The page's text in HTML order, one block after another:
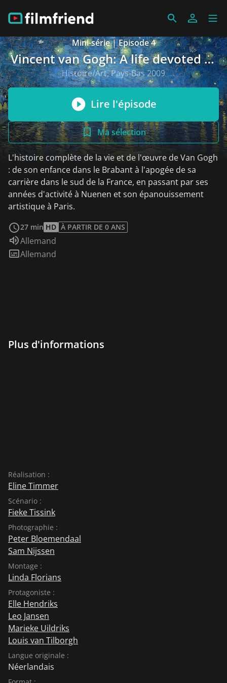
Mini-série | Episode 4
Vincent van Gogh: A life devoted to
art
Histoire/Art, Pays-Bas 2009
Lire l'épisode
Ma sélection
L'histoire complète de la vie et de l'œuvre de Van Gogh
: de son enfance dans le Brabant à l'apogée de sa
carrière dans le sud de la France, en passant par ses
années d'activité à Nuenen et son épanouissement
artistique à Paris.
27 min HD À PARTIR DE 0 ANS
Audio :
Allemand
Sous-titres :
Allemand
Plus d'informations
Réalisation :
Eline Timmer
Scénario :
Fieke Tissink
Photographie :
Peter Bloemendaal
Sam Nijssen
Montage :
Linda Florians
Protagoniste :
Elle Hendriks
Leo Jansen
Marieke Uildriks
Louis van Tilborgh
Langue originale :
Néerlandais